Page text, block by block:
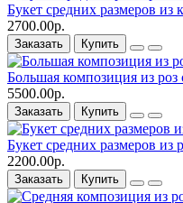
Букет средних размеров
2700.00р.
Заказать Купить
Большая композиция из роз
5500.00р.
Заказать Купить
Букет средних размеров
2200.00р.
Заказать Купить